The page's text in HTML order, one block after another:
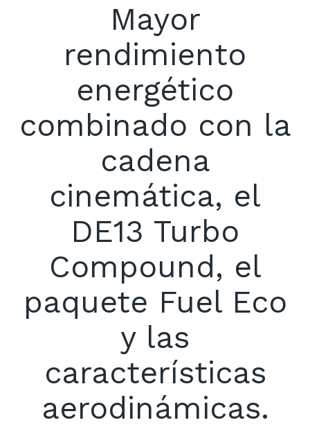
Mayor
rendimiento
energético
combinado con la
cadena
cinemática, el
DE13 Turbo
Compound, el
paquete Fuel Eco
y las
características
aerodinámicas.